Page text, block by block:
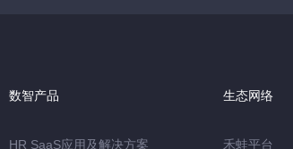
数智产品
HR SaaS应用及解决方案
生态网络
禾蛙平台